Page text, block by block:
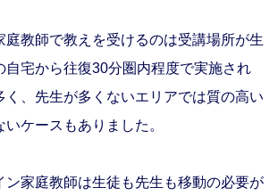
庭教師で教えを受けるのは受講場所が生
自宅から往復30分圏内程度で実施され
く、先生が多くないエリアでは質の高い
ケースもありました。
ン家庭教師は生徒も先生も移動の必要が